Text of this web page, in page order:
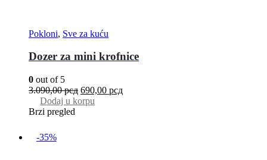
Pokloni, Sve za kuću
Dozer za mini krofnice
0 out of 5
3.090,00рсд 690,00 рсд
Dodaj u korpu
Brzi pregled
-35%